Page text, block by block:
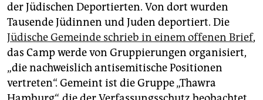
der Jüdischen Deportierten. Von dort wurden
Tausende Jüdinnen und Juden deportiert. Die
Jüdische Gemeinde schrieb in einem offenen Brief,
das Camp werde von Gruppierungen organisiert,
„die nachweislich antisemitische Positionen
vertreten“. Gemeint ist die Gruppe „Thawra